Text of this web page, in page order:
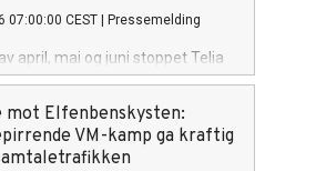
07:00:00 CEST Pressemelding
april, mai og juni stoppet Telia
millioner svindelforsøk fra å nå
Det tilsvarer et
tap på rundt 285 millioner
mot Elfenbenskysten:
VM-kamp ga kraftig